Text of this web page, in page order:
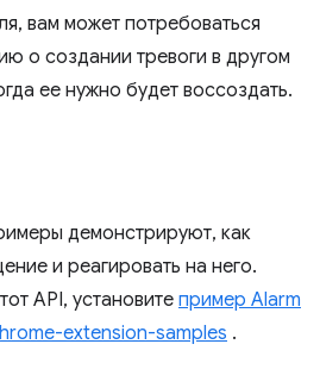
вам может потребоваться
о создании тревоги в другом
ее нужно будет воссоздать.
демонстрируют, как
и реагировать на него.
API, установите пример Alarm
extension-samples .